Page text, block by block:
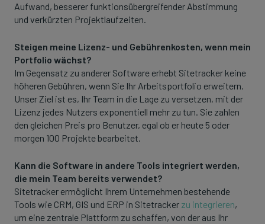
Aufwand, besserer funktionsübergreifender Abstimmung
und verkürzten Projektlaufzeiten.
Steigen meine Lizenz- und Gebührenkosten, wenn mein
Portfolio wächst?
Im Gegensatz zu anderer Software erhebt Sitetracker keine
höheren Gebühren, wenn Sie Ihr Arbeitsportfolio erweitern.
Unser Ziel ist es, Ihr Team in die Lage zu versetzen, mit der
Lizenz jedes Nutzers exponentiell mehr zu tun. Sie zahlen
den gleichen Preis pro Benutzer, egal ob er heute 5 oder
morgen 100 Projekte bearbeitet.
Kann die Software in andere Tools integriert werden,
die mein Team bereits verwendet?
Sitetracker ermöglicht Ihrem Unternehmen bestehende
Tools wie CRM, GIS und ERP in Sitetracker zu integrieren,
um eine zentrale Plattform zu schaffen, von der aus Ihr